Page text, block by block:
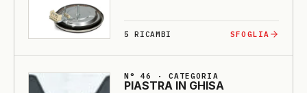
5 RICAMBI SFOGLIA
N° 46 · CATEGORIA
PIASTRA IN GHI­SA